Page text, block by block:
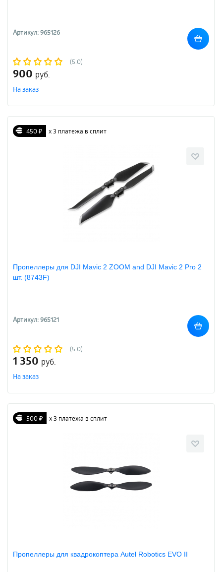
Артикул: 965126
(5.0)
900 руб.
На заказ
450 ₽ х 3 платежа в сплит
Пропеллеры для DJI Mavic 2 ZOOM and DJI Mavic 2 Pro 2
шт. (8743F)
Артикул: 965121
(5.0)
1 350 руб.
На заказ
500 ₽ х 3 платежа в сплит
Пропеллеры для квадрокоптера Autel Robotics EVO II